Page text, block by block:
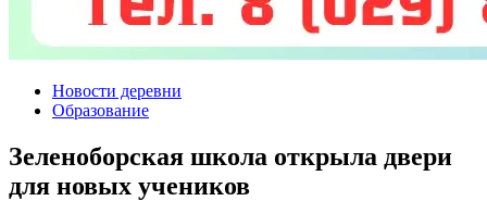
Новости деревни
Образование
Зеленоборская школа открыла двери
для новых учеников